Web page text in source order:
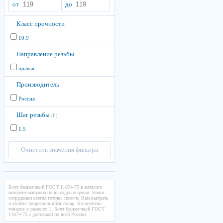
от до
Класс прочности
10.9
Направление резьбы
правая
Производитель
Россия
Шаг резьбы (P)
1.5
Очистить значения фильтра
Болт башмачный ГОСТ 11674-75 в каталоге
интернет-магазина по выгодным ценам. Наши
сотрудники всегда готовы помочь Вам выбрать
и купить понравившийся товар. Количество
товаров в разделе: 1. Болт башмачный ГОСТ
11674-75 с доставкой по всей России.